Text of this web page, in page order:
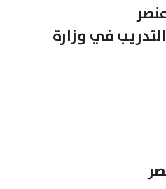
في وزارة